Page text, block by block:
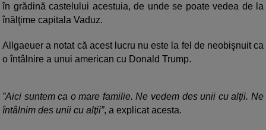
în grădină castelului acestuia, de unde se poate vedea de la
înălţime capitala Vaduz.
Allgaeuer a notat că acest lucru nu este la fel de neobişnuit ca
o întâlnire a unui american cu Donald Trump.
”Aici suntem ca o mare familie. Ne vedem des unii cu alţii. Ne
întâlnim des unii cu alţii”, a explicat acesta.